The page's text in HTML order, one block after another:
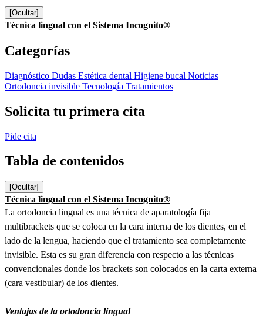
[Ocultar]
Técnica lingual con el Sistema Incognito®
Categorías
Diagnóstico Dudas Estética dental Higiene bucal Noticias
Ortodoncia invisible Tecnología Tratamientos
Solicita tu primera cita
Pide cita
Tabla de contenidos
[Ocultar]
Técnica lingual con el Sistema Incognito®
La ortodoncia lingual es una técnica de aparatología fija
multibrackets que se coloca en la cara interna de los dientes, en el
lado de la lengua, haciendo que el tratamiento sea completamente
invisible. Esta es su gran diferencia con respecto a las técnicas
convencionales donde los brackets son colocados en la carta externa
(cara vestibular) de los dientes.
Ventajas de la ortodoncia lingual